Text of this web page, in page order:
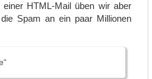
HTML-Mail üben wir aber
Spam an ein paar Millionen